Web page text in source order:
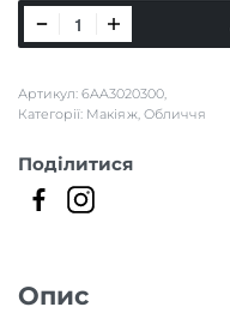
MATTE
CREME
матуючий
для
обличчя
Артикул: 6AA3020300,
Категорії: Макіяж, Обличчя
Поділитися
Опис